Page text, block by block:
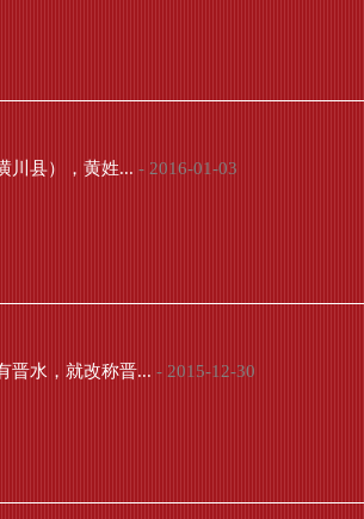
川县），黄姓... - 2016-01-03
晋水，就改称晋... - 2015-12-30